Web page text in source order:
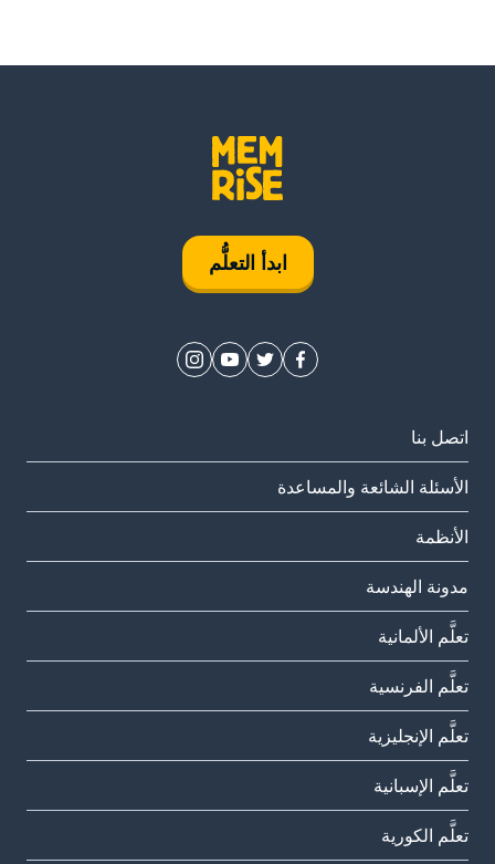
ابدأ التعلُّم
اتصل بنا
الأسئلة الشائعة والمساعدة
الأنظمة
مدونة الهندسة
تعلَّم الألمانية
تعلَّم الفرنسية
تعلَّم الإنجليزية
تعلَّم الإسبانية
تعلَّم الكورية